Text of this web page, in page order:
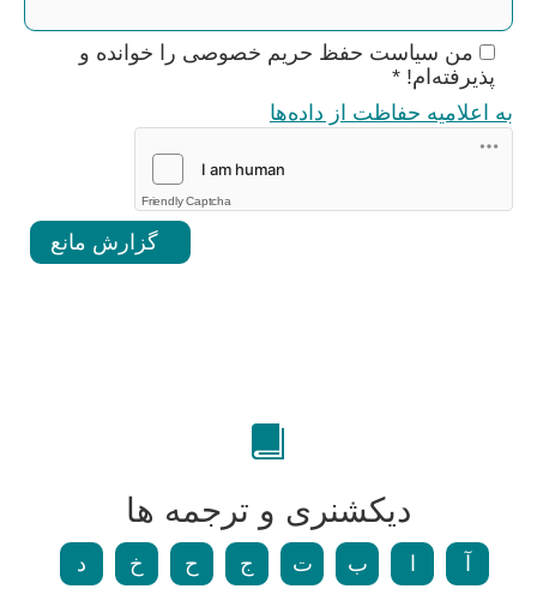
من سیاست حفظ حریم خصوصی را خوانده و
پذیرفته‌ام! *
به اعلامیه حفاظت از داده‌ها
Friendly Captcha
گزارش مانع
دیکشنری و ترجمه ها
ب ت ج ح خ د